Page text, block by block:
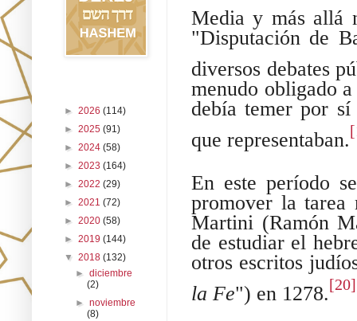
Media y más allá
"Disputación de
diversos debates
menudo obligado
debía temer por
que representaban.
En este período
promover la tarea
Martini (Ramón
de estudiar el
otros escritos
la Fe") en 1278.[20]
► 2026 (114)
► 2025 (91)
► 2024 (58)
► 2023 (164)
► 2022 (29)
► 2021 (72)
► 2020 (58)
► 2019 (144)
▼ 2018 (132)
►diciembre
(2)
►noviembre
(8)